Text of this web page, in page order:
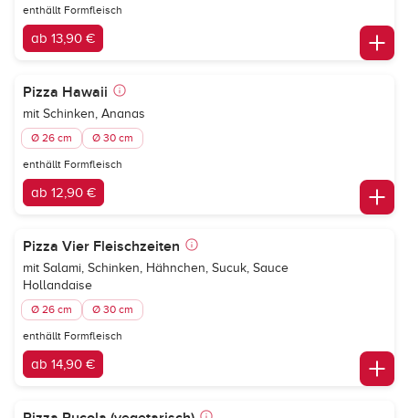
enthällt Formfleisch
ab 13,90 €
Pizza Hawaii
mit Schinken, Ananas
Ø 26 cm Ø 30 cm
enthällt Formfleisch
ab 12,90 €
Pizza Vier Fleischzeiten
mit Salami, Schinken, Hähnchen, Sucuk, Sauce
Hollandaise
Ø 26 cm Ø 30 cm
enthällt Formfleisch
ab 14,90 €